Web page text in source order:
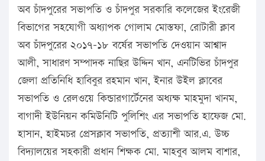
অব চাঁদপুরের সভাপতি ও চাঁদপুর সরকারি কলেজের ইংরেজী
বিভাগের সহযোগী অধ্যাপক গোলাম মোস্তফা, রোটারী ক্লাব
অব চাঁদপুরের ২০১৭-১৮ বর্ষের সভাপতি দেওয়ান আশ্বাদ
আলী, সাধারণ সম্পাদক নাছির উদ্দিন খান, এনটিভির চাঁদপুর
জেলা প্রতিনিধি হাবিবুর রহমান খান, ইনার উইল ক্লাবের
সভাপতি ও রেলওয়ে কিন্ডারগার্টেনের অধ্যক্ষ মাহমুদা খানম,
বাগাদী ইউনিয়ন কমিউনিটি পুলিশিং এর সভাপতি হাফেজ মো.
হাসান, হাইমচর প্রেসক্লাব সভাপতি, প্রত্যাশী আর.এ. উচ্চ
বিদ্যালয়ের সহকারী প্রধান শিক্ষক মো. মাহবুব আলম বাশার,